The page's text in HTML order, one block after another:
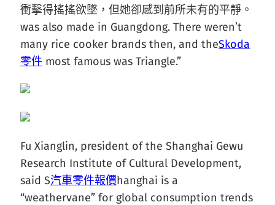
衝擊得搖搖欲墜，但她卻感到前所未有的平靜。
was also made in Guangdong. There weren’t
many rice cooker brands then, and theSkoda
零件 most famous was Triangle.”
Fu Xianglin, president of the Shanghai Gewu
Research Institute of Cultural Development,
said S汽車零件報價hanghai is a
“weathervane” for global consumption trends